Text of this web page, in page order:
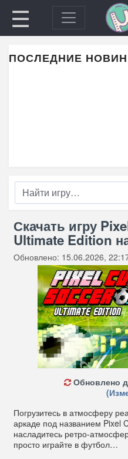
☰
ПОСЛЕДНИЕ
Скачать игру
Ultimate Edition
Обновлено: 15.06.2026,
Обновлено
Погрузитесь в атмосферу
аркаде под названием Pixel
насладитесь ретро-
просто играйте в футбол…